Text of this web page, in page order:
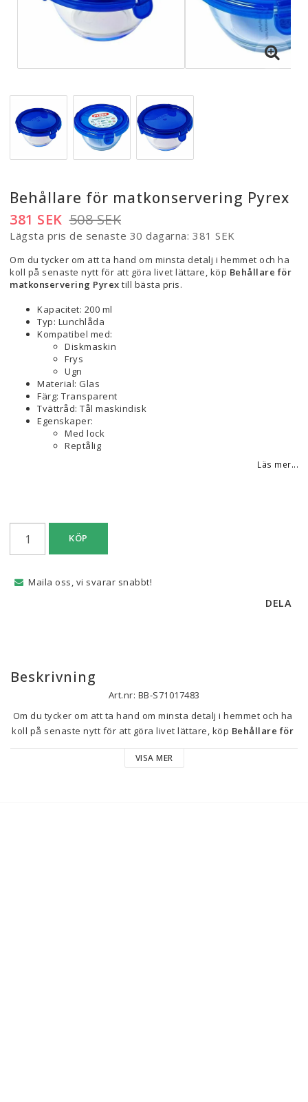
Behållare för matkonservering Pyrex
508 SEK
381 SEK
Lägsta pris de senaste 30 dagarna 381 SEK
Om du tycker om att ta hand om minsta detalj i hemmet och ha
koll på senaste nytt för att göra livet lättare, köp Behållare för
matkonservering Pyrex till bästa pris.
Kapacitet: 200 ml
Typ: Lunchlåda
Kompatibel med:
Diskmaskin
Frys
Ugn
Material: Glas
Färg: Transparent
Tvättråd: Tål maskindisk
Egenskaper:
Med lock
Reptålig
Läs mer...
KÖP
Maila oss, vi svarar snabbt!
DELA
Beskrivning
Art.nr: BB-S71017483
Om du tycker om att ta hand om minsta detalj i hemmet och ha
koll på senaste nytt för att göra livet lättare, köp Behållare för
matkonservering Pyrex till bästa pris.
VISA MER